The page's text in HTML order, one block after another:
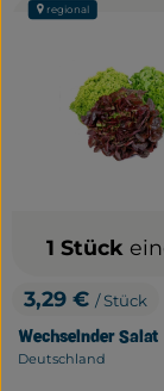
, Preis:
3,29 € / Stück
Wechselnder Salat
, Herkunft:
Deutschland
1 Stück
regional